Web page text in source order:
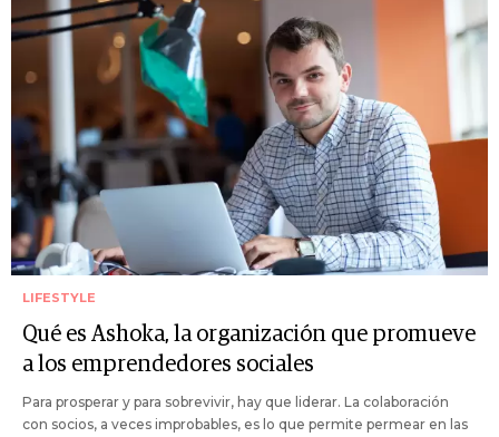
LIFESTYLE
Qué es Ashoka, la organización que promueve
a los emprendedores sociales
Para prosperar y para sobrevivir, hay que liderar. La colaboración
con socios, a veces improbables, es lo que permite permear en las